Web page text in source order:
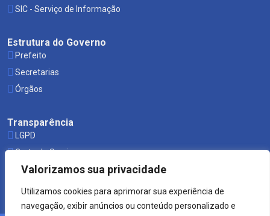
Valorizamos sua privacidade
Utilizamos cookies para aprimorar sua experiência de
navegação, exibir anúncios ou conteúdo personalizado e
SIC - Serviço de Informação
Estrutura do Governo
Prefeito
Secretarias
Órgãos
Transparência
LGPD
Carta de Serviços
Leis Municipais